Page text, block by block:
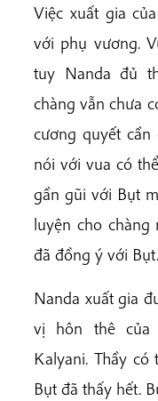
Việc xuất gia
với phụ vương.
tuy Nanda đủ
chàng vẫn chưa
cương quyết
nói với vua có
gần gũi với Bụt
luyện cho chàng
đã đồng ý với Bụt.
Nanda xuất gia
vị hôn thê của
Kalyani. Thầy
Bụt đã thấy hết.